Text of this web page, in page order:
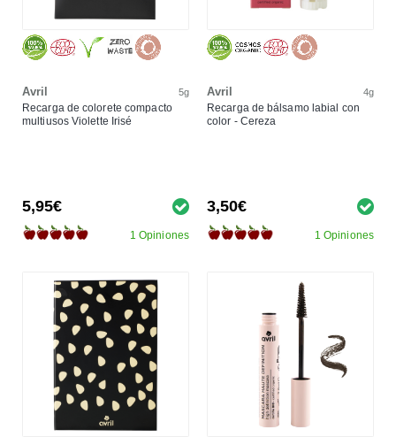
Avril 5g
Recarga de colorete compacto
multiusos Violette Irisé
5,95€
1 Opiniones
Avril 4g
Recarga de bálsamo labial con
color - Cereza
3,50€
1 Opiniones